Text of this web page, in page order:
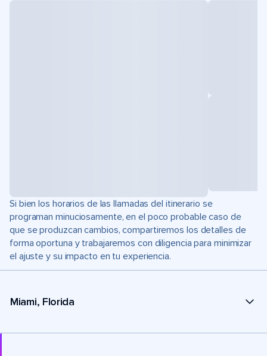
Si bien los horarios de las llamadas del itinerario se
programan minuciosamente, en el poco probable caso de
que se produzcan cambios, compartiremos los detalles de
forma oportuna y trabajaremos con diligencia para minimizar
el ajuste y su impacto en tu experiencia.
Miami, Florida